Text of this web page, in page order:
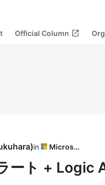
Official Column open_in_new
)in Microsoft
ート + Logic